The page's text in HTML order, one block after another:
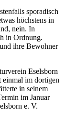
sporadisch
höchstens in
nein. In
in Ordnung.
ihre Bewohner
Eselsborn
einmal im dortigen
in seinem
im Januar
e. V.